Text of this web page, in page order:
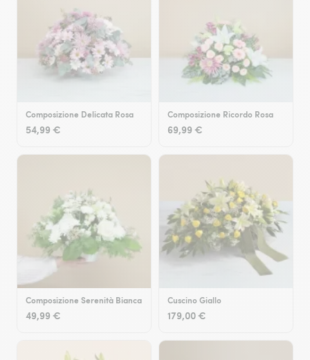
Composizione Delicata Rosa
54,99 €
Composizione Ricordo Rosa
69,99 €
Composizione Serenità Bianca
49,99 €
Cuscino Giallo
179,00 €